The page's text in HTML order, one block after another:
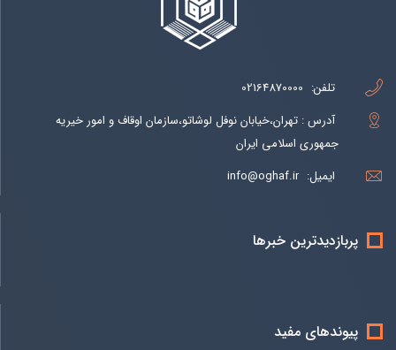
تلفن: 02164870000
آدرس : تهران،خیابان نوفل لوشاتو،سازمان اوقاف و امور خیریه
جمهوری اسلامی ایران
ایمیل: info@oghaf.ir
پربازدیدترین خبرها
پیوندهای مفید